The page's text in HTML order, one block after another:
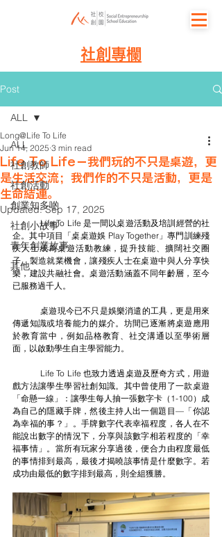
社創專欄
Post
ALL
社創教師
社創活動
創業知多啲
社創小故事
青年創業故事
其他
ALL
Life To Life－我們玩的不只是桌遊，更
是生活交流；我們作的不只是活動，更是
生命結連。
Long@Life To Life
Jun 14, 2025 3 min read
Updated:Sep 17, 2025
	Life To Life 是一間以桌遊活動及培訓經營的社
企。其中項目「桌桌遊娛 Play Together」專門訓練殘
疾人士成為桌遊活動教練，提升技能、擴闊社交圈
子、製造就業機會，讓殘疾人士在桌遊中與人分享快
樂，建設共融社會。桌遊活動涵蓋不同年齡層，至今
已服務過千人。
	桌遊現今已不只是娛樂消遣的工具，更是用來
傳遞知識或培養能力的媒介。坊間已逐漸將桌遊應用
於教育當中，例如品格教育、社交溝通以至學術層
面，以啟動學生自主學習能力。
戲方法讓學生學習社創知識。其中曾使用了一款桌遊
「命懸一線」：讓學生每人抽一張數字卡（1-100）成
為自己的隱藏手牌，然後主持人出一個題目—「你認
為幸福的事？」。手牌數字代表幸福程度，各人在不
能說出數字的情況下，分享與該數字相若程度的「幸
福事情」。當所有玩家分享過後，便合力由程度最低
的事情排到最高，最後才揭曉該事情是什麼數字。若
成功由最低的數字排到最高，則全組獲勝。